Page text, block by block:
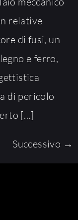
relative
di fusi, un
e ferro,
di pericolo
[…]
Successivo →